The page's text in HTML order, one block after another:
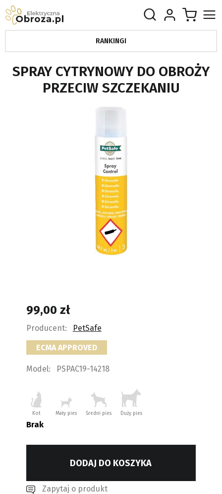
RANKINGI
SPRAY CYTRYNOWY DO OBROŻY
PRZECIW SZCZEKANIU
Producent: PetSafe
ECMA APPROVED
Model: PSPAC19-14218
Kot Mały pies Średni pies Duży pies
99,00 zł
Brak
DODAJ DO KOSZYKA
Zapytaj o produkt